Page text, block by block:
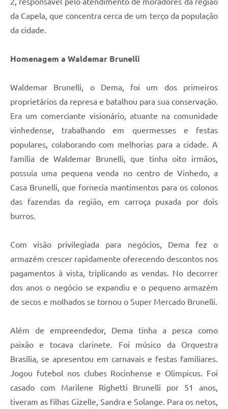
da Capela, que concentra cerca de um terço da população
da cidade.
Homenagem a Waldemar Brunelli
Waldemar Brunelli, o Dema, foi um dos primeiros
proprietários da represa e batalhou para sua conservação.
Era um comerciante visionário, atuante na comunidade
vinhedense, trabalhando em quermesses e festas
populares, colaborando com melhorias para a cidade. A
família de Waldemar Brunelli, que tinha oito irmãos,
possuía uma pequena venda no centro de Vinhedo, a
Casa Brunelli, que fornecia mantimentos para os colonos
das fazendas da região, em carroça puxada por dois
burros.
Com visão privilegiada para negócios, Dema fez o
armazém crescer rapidamente oferecendo descontos nos
pagamentos à vista, triplicando as vendas. No decorrer
dos anos o negócio se expandiu e o pequeno armazém
de secos e molhados se tornou o Super Mercado Brunelli.
Além de empreendedor, Dema tinha a pesca como
paixão e tocava clarinete. Foi músico da Orquestra
Brasília, se apresentou em carnavais e festas familiares.
Jogou futebol nos clubes Rocinhense e Olimpicus. Foi
casado com Marilene Righetti Brunelli por 51 anos,
tiveram as filhas Gizelle, Sandra e Solange. Para os netos,